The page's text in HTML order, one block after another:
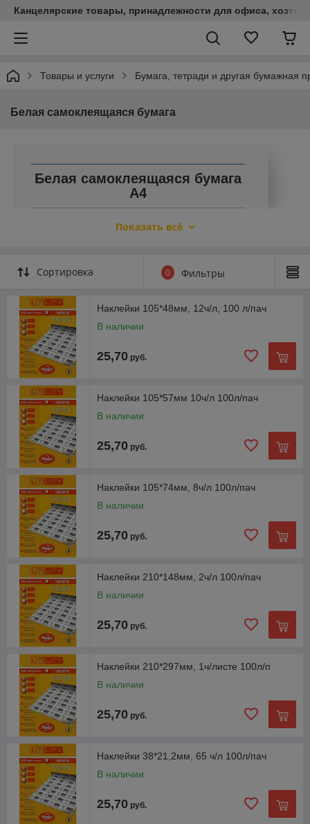
Канцелярские товары, принадлежности для офиса,
Товары и услуги Бумага, тетради и другая бумажная
Белая самоклеящаяся бумага
Белая самоклеящаяся бумага
А4
закругленными углами для изготовления
Белоснежная бумага подходит для копиров,
струйных и лазерных принтеров. Все товары
скидки для постоянных покупателей. Быстрая
доставка заказов по Минску.
Увидеть каталог
Наклейки А4 (100 листов, 105×57 мм, 10 шт.)
Бумага для копиров, лазерных и струйных печатных
устройств любых брендов. Поверхностный слой с
белизной 98%. Клей не слипается при хранении.
Показать всё
Сортировка 0 Фильтры
Наклейки 105*48мм, 12ч/л, 100 л/пач
В наличии
25,70 руб.
Наклейки 105*57мм 10ч/л 100л/пач
В наличии
25,70 руб.
Наклейки 105*74мм, 8ч/л 100л/пач
В наличии
25,70 руб.
Наклейки 210*148мм, 2ч/л 100л/пач
В наличии
25,70 руб.
Наклейки 210*297мм, 1ч/листе 100л/п
В наличии
25,70 руб.
Наклейки 38*21,2мм, 65 ч/л 100л/пач
В наличии
25,70 руб.